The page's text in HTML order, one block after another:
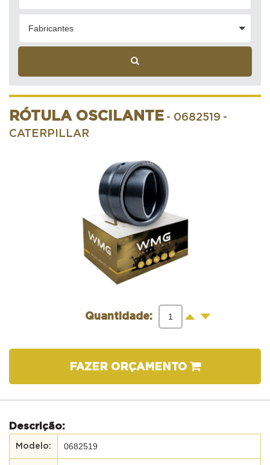
Fabricantes
RÓTULA OSCILANTE - 0682519 -
CATERPILLAR
Quantidade: + -
FAZER ORÇAMENTO
Descrição:
0682519